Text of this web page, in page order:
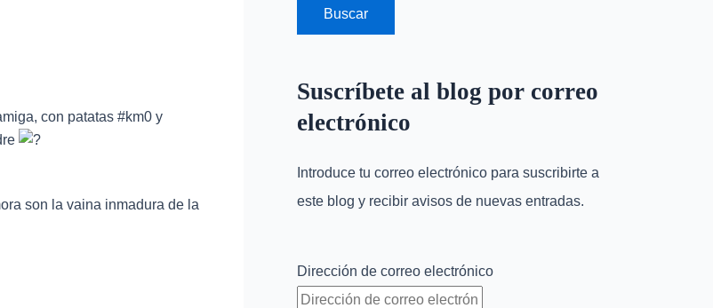
con patatas #km0 y
son la vaina inmadura de la
Suscríbete al blog por correo
electrónico
Introduce tu correo electrónico para suscribirte a
este blog y recibir avisos de nuevas entradas.
Dirección de correo electrónico